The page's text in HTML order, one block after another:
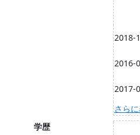
2018-
2016-
2017-
さら
学歴